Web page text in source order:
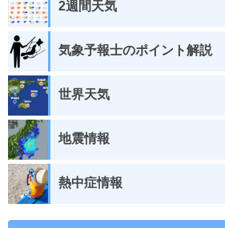
2週間天気
気象予報士のポイント解説
世界天気
地震情報
熱中症情報